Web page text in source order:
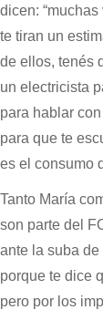
dicen:
te tiran un
de ellos, tenés
un electricista
para hablar
para que te
es el consumo
Tanto María
son parte del
ante la suba
porque te dice
pero por los